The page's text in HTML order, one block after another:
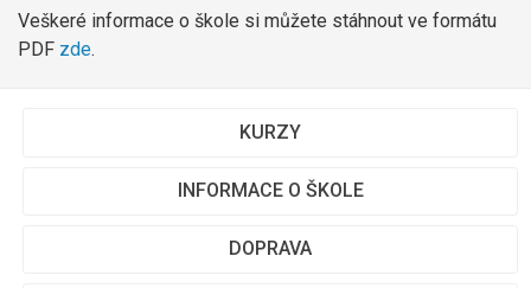
Veškeré informace o škole si můžete stáhnout ve formátu
PDF zde.
KURZY
INFORMACE O ŠKOLE
DOPRAVA